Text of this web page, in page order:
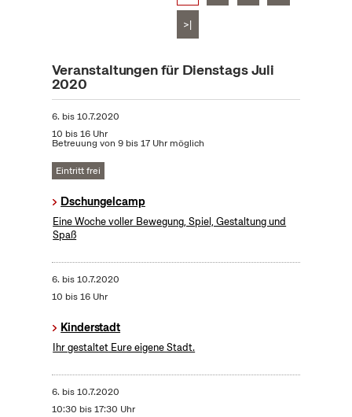
>|
Veranstaltungen für Dienstags Juli
2020
6. bis10.7.2020
10 bis 16 Uhr
Betreuung von 9 bis 17 Uhr möglich
Eintritt frei
Dschungelcamp
Eine Woche voller Bewegung, Spiel, Gestaltung und
Spaß
6. bis10.7.2020
10 bis 16 Uhr
Kinderstadt
Ihr gestaltet Eure eigene Stadt.
6. bis10.7.2020
10:30 bis 17:30 Uhr